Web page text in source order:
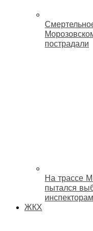
пострадали
На трассе
пытался
инспекторам
ЖКХ